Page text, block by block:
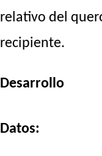
relativo del
recipiente.
Desarrollo
Datos: